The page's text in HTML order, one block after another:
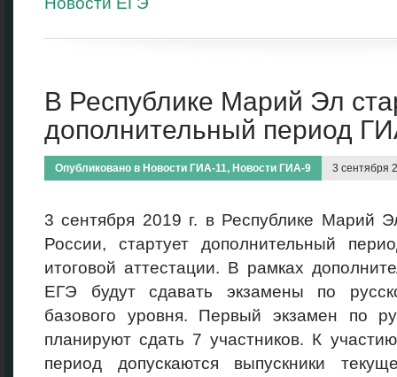
В Республике Марий Эл
дополнительный период
Опубликовано в Новости ГИА-11, Новости ГИА-9 3 сентября
3 сентября 2019 г. в Республике Марий
России, стартует дополнительный
итоговой аттестации. В рамках
ЕГЭ будут сдавать экзамены по
базового уровня. Первый экзамен по
планируют сдать 7 участников. К
период допускаются выпускники